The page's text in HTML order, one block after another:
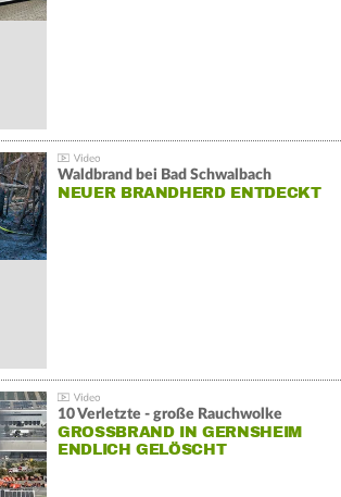
Waldbrand bei Bad Schwalbach
NEUER BRANDHERD ENTDECKT
10 Verletzte - große Rauchwolke
GROSSBRAND IN GERNSHEIM E
NDLICH GELÖSCHT